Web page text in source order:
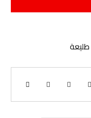
طليعة